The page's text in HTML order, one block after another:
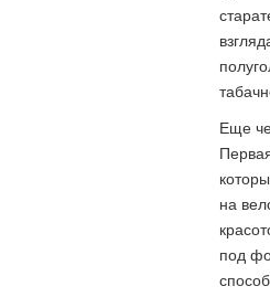
Еще
на
под